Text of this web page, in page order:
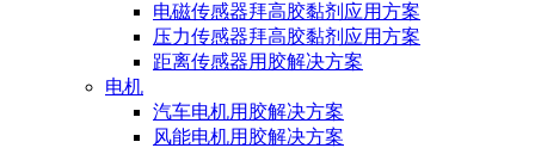
电磁传感器拜高胶黏剂应用方案
压力传感器拜高胶黏剂应用方案
距离传感器用胶解决方案
电机
汽车电机用胶解决方案
风能电机用胶解决方案